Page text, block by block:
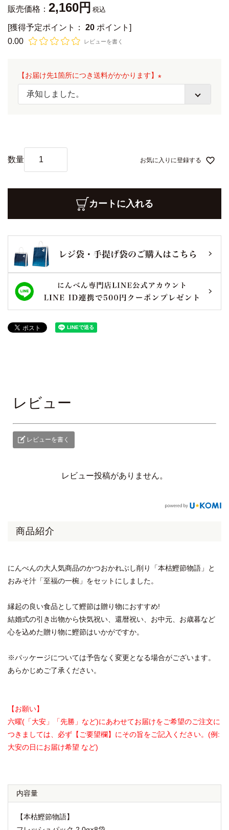
販売価格： 2,160 税込
[獲得予定ポイント： 20 ポイント]
0.00
レビューを書く
【お届け先1箇所につき送料がかかります】
必
お気に入りに登録する
カートに入れる
レビュー
レビューを書く
レビュー投稿がありません。
商品紹介
にんべんの大人気商品のかつおかれぶし削り「本枯鰹節物語」と
おみそ汁「至福の一椀」をセットにしました。
縁起の良い食品として鰹節は贈り物におすすめ!
結婚式の引き出物から快気祝い、還暦祝い、お中元、お歳暮など
心を込めた贈り物に鰹節はいかがですか。
※パッケージについては予告なく変更となる場合がございます。
あらかじめご了承ください。
【お願い】
六曜(「大安」「先勝」など)にあわせてお届けをご希望のご注文に
つきましては、必ず【ご要望欄】にその旨をご記入ください。(例:
大安の日にお届け希望 など)
内容量
【本枯鰹節物語】